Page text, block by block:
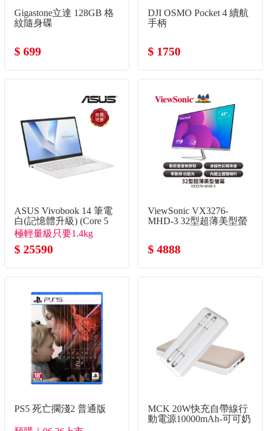
Gigastone立達 128GB 格
紋隨身碟
$ 699
DJI OSMO Pocket 4 續航
手柄
$ 1750
ASUS Vivobook 14 筆電
白(記憶體升級) (Core 5
120U/8G+16G/512G
SSD/W11)
極輕量級只要1.4kg
$ 25590
ViewSonic VX3276-
MHD-3 32型超薄美型螢
$ 4888
PS5 死亡擱淺2 普通版
MCK 20W快充自帶線行
動電源10000mAh-可可奶